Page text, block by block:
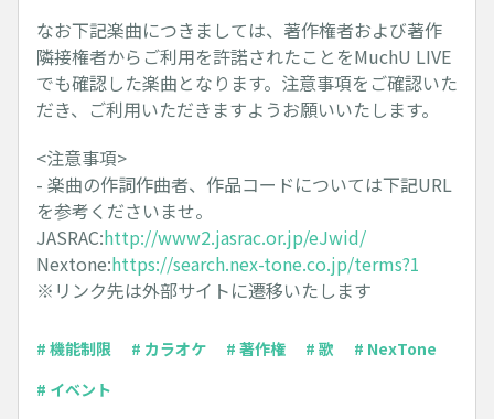
なお下記楽曲につきましては、著作権者および著作
隣接権者からご利用を許諾されたことをMuchU LIVE
でも確認した楽曲となります。注意事項をご確認いた
だき、ご利用いただきますようお願いいたします。
<注意事項>
- 楽曲の作詞作曲者、作品コードについては下記URL
を参考くださいませ。
JASRAC:http://www2.jasrac.or.jp/eJwid/
Nextone:https://search.nex-tone.co.jp/terms?1
※リンク先は外部サイトに遷移いたします
# 機能制限 # カラオケ # 著作権 # 歌
# NexTone
# イベント